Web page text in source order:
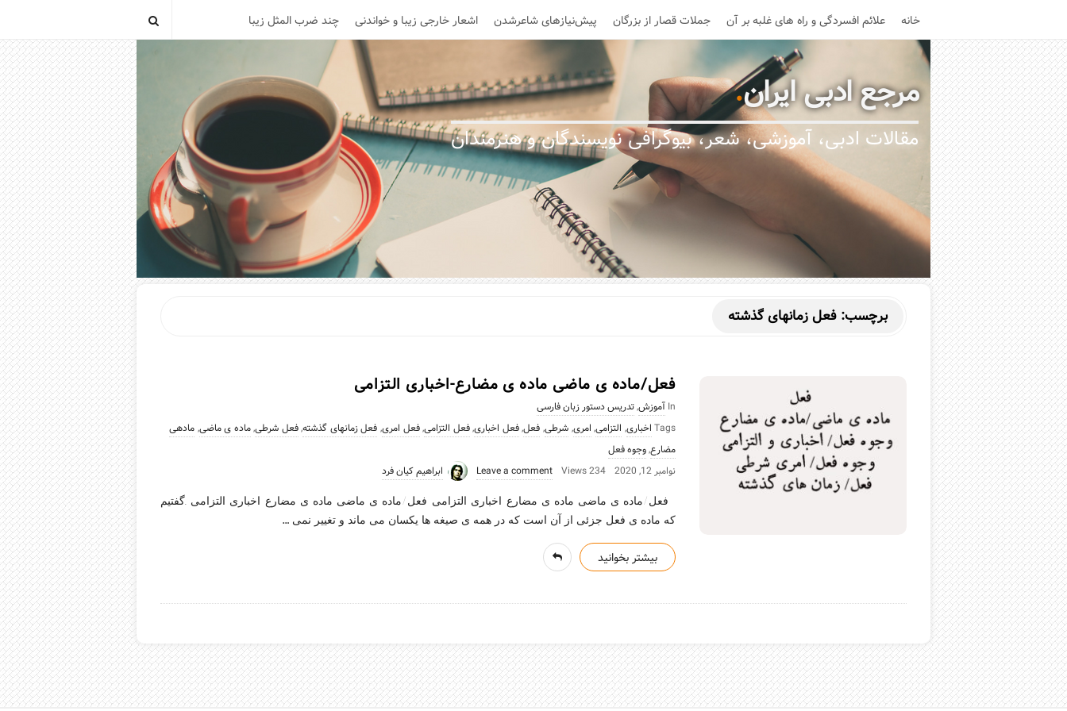
خانه علائم افسردگی و راه های غلبه بر آن جملات قصار از بزرگان پیش‌نیازهای شاعرشدن اشعار خارجی زیبا و خواندنی چند ضرب المثل زیبا
مرجع ادبی ایران.
مقالات ادبی، آموزشی، شعر، بیوگرافی نویسندگان و هنرمندان
برچسب: فعل زمانهای گذشته
فعل/ماده ی ماضی ماده ی مضارع-اخباری التزامی
In آموزش,تدریس دستور زبان فارسی
Tags اخباری, التزامی, امری,شرطی, فعل,فعل اخباری,فعل التزامی,فعل امری, فعل زمانهای گذشته,فعل شرطی,ماده ی ماضی, مادهی
مضارع,وجوه فعل
نوامبر 12, 2020
234 Views
Leave a comment ابراهیم کیان فرد
فعل/ماده ی ماضی ماده ی مضارع-اخباری التزامی فعل/ماده ی ماضی ماده ی مضارع-اخباری التزامی .گفتیم
که ماده ی فعل جزئی از آن است که در همه ی صیغه ها یکسان می ماند و تغییر نمی …
بیشتر بخوانید